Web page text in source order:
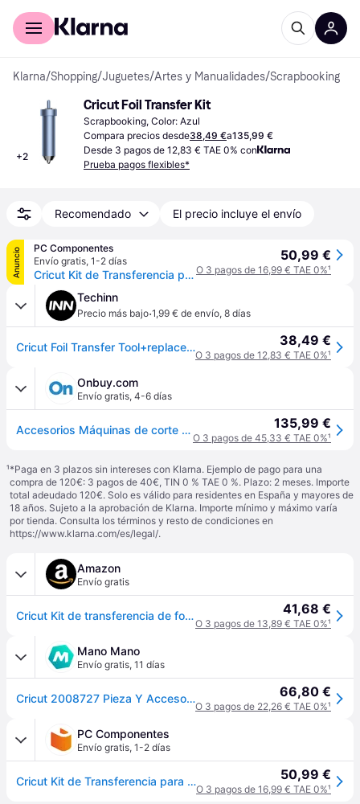
Comprar con Klarna
Klarna/Shopping/Juguetes/Artes y Manualidades/Scrapbooking
+2
Cricut Foil Transfer Kit
Scrapbooking, Color: Azul
Compara precios desde38,49 €a135,99 €
Desde 3 pagos de 12,83 € TAE 0% con
Prueba pagos flexibles*
Recomendado El precio incluye el envío
Anuncio
PC Componentes
Envío gratis, 1-2 días
Cricut Kit de Transferencia para Foil + 3 Puntas
50,99 €
O 3 pagos de 16,99 € TAE 0%¹
Techinn
Precio más bajo·1,99 € de envío, 8 días
Cricut Foil Transfer Tool+replacement Tip Azul 38,49 €
O 3 pagos de 12,83 € TAE 0%¹
Onbuy.com
Envío gratis, 4-6 días
Accesorios Máquinas de corte y prensas térmicas Cricut Transfer kit, compatible con CRICUT MAKER y EXPLORE 135,99 €
O 3 pagos de 45,33 € TAE 0%¹
¹*Paga en 3 plazos sin intereses con Klarna. Ejemplo de pago para una
compra de 120€: 3 pagos de 40€, TIN 0 % TAE 0 %. Plazo: 2 meses. Importe
total adeudado 120€. Solo es válido para residentes en España y mayores de
18 años. Sujeto a la aprobación de Klarna. Importe mínimo y máximo varía
por tienda. Consulta los términos y resto de condiciones en
https://www.klarna.com/es/legal/.
Amazon
Envío gratis
Cricut Kit de transferencia de foil - Cricut 41,68 €
O 3 pagos de 13,89 € TAE 0%¹
Mano Mano
Envío gratis, 11 días
Cricut 2008727 Pieza Y Accesorio Para Máquinas De Corte Para Bricolaje 66,80 €
O 3 pagos de 22,26 € TAE 0%¹
PC Componentes
Envío gratis, 1-2 días
Cricut Kit de Transferencia para Foil + 3 Puntas 50,99 €
O 3 pagos de 16,99 € TAE 0%¹